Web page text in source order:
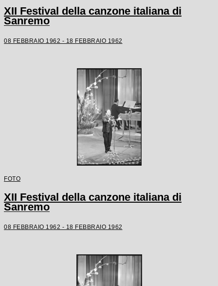
XII Festival della canzone italiana di
Sanremo
08 FEBBRAIO 1962 - 18 FEBBRAIO 1962
FOTO
XII Festival della canzone italiana di
Sanremo
08 FEBBRAIO 1962 - 18 FEBBRAIO 1962